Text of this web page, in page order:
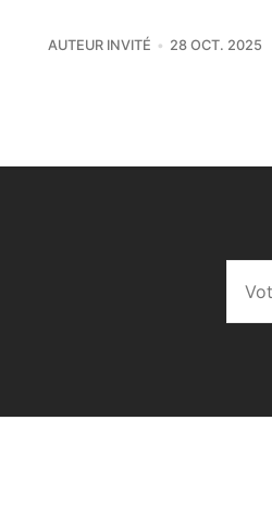
AUTEUR INVITÉ 28 OCT. 2025